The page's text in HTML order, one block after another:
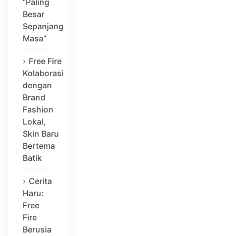
Besar
Sepanjang
Masa”
Free Fire
Kolaborasi
dengan
Brand
Fashion
Lokal,
Skin Baru
Bertema
Batik
Cerita
Haru:
Free
Fire
Berusia